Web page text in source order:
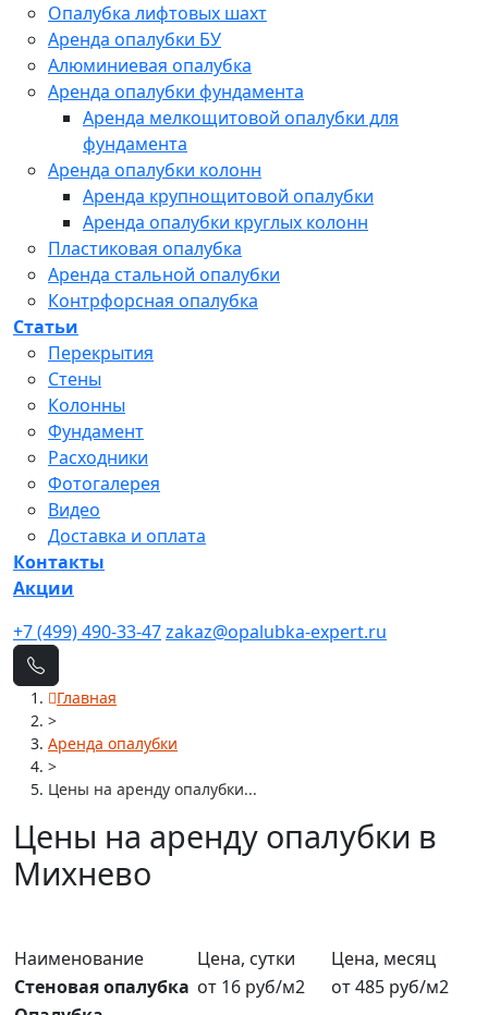
Опалубка лифтовых шахт
Аренда опалубки БУ
Алюминиевая опалубка
Аренда опалубки фундамента
Аренда мелкощитовой опалубки для
фундамента
Аренда опалубки колонн
Аренда крупнощитовой опалубки
Аренда опалубки круглых колонн
Пластиковая опалубка
Аренда стальной опалубки
Контрфорсная опалубка
Статьи
Перекрытия
Стены
Колонны
Фундамент
Расходники
Фотогалерея
Видео
Доставка и оплата
Контакты
Акции
+7 (499) 490-33-47zakaz@opalubka-expert.ru
Главная
>
Аренда опалубки
>
Цены на аренду опалубки...
Цены на аренду опалубки в
Михнево
Наименование Цена, сутки
Цена, месяц
Стеновая опалубка от 16 руб/м2
от 485 руб/м2